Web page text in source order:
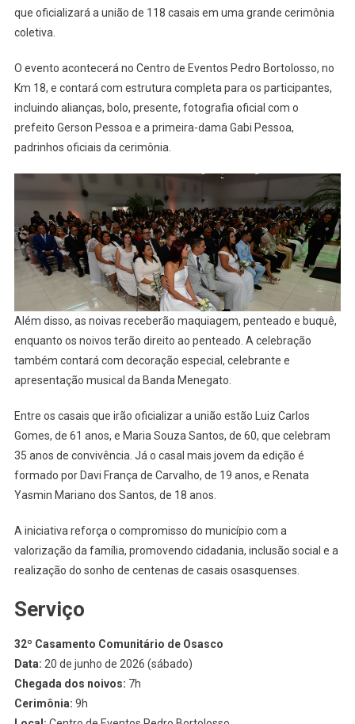
Reúne
Em
Cerimônia
20
que oficializará a união de 118 casais em uma grande cerimônia
coletiva.
O evento acontecerá no Centro de Eventos Pedro Bortolosso, no
Km 18, e contará com estrutura completa para os participantes,
incluindo alianças, bolo, presente, fotografia oficial com o
prefeito Gerson Pessoa e a primeira-dama Gabi Pessoa,
padrinhos oficiais da cerimônia.
Além disso, as noivas receberão maquiagem, penteado e buquê,
enquanto os noivos terão direito ao penteado. A celebração
também contará com decoração especial, celebrante e
apresentação musical da Banda Menegato.
Entre os casais que irão oficializar a união estão Luiz Carlos
Gomes, de 61 anos, e Maria Souza Santos, de 60, que celebram
35 anos de convivência. Já o casal mais jovem da edição é
formado por Davi França de Carvalho, de 19 anos, e Renata
Yasmin Mariano dos Santos, de 18 anos.
A iniciativa reforça o compromisso do município com a
valorização da família, promovendo cidadania, inclusão social e a
realização do sonho de centenas de casais osasquenses.
Serviço
32º Casamento Comunitário de Osasco
Data: 20 de junho de 2026 (sábado)
Chegada dos noivos: 7h
Cerimônia: 9h